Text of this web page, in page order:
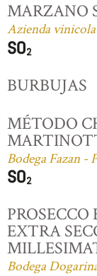
MARZANO
Azienda
BURBUJAS
MÉTODO
Bodega Fazan -
EXTRA
Bodega